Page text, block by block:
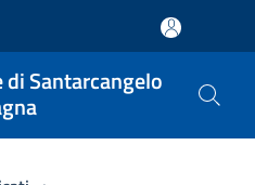
di Santarcangelo